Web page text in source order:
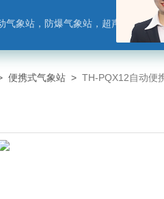
，超声波气象站，土壤墒情监测站，负氧离子监测站，微气象传感
便携式气象站 > TH-PQX12自动便